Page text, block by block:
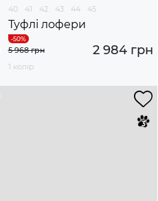
40 41 42 43 44 45
Туфлі лофери
2 984 грн
5 968 грн
1 колір